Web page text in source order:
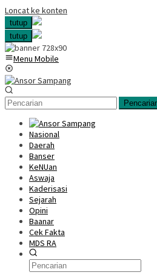
Loncat ke konten
tutup
tutup
Menu Mobile
Nasional
Daerah
Banser
KeNUan
Aswaja
Kaderisasi
Sejarah
Opini
Baanar
Cek Fakta
MDS RA